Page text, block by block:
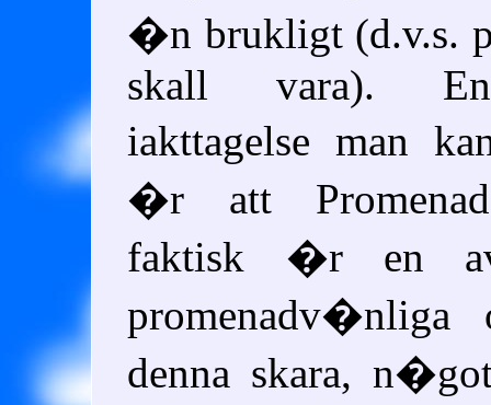
�n brukligt (d.v.s.
skall vara). En
iakttagelse man
�r att
faktisk �r en
promenadv�nliga
denna skara,